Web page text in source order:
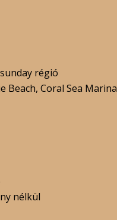
régió
Beach, Coral Sea Marina
nélkül